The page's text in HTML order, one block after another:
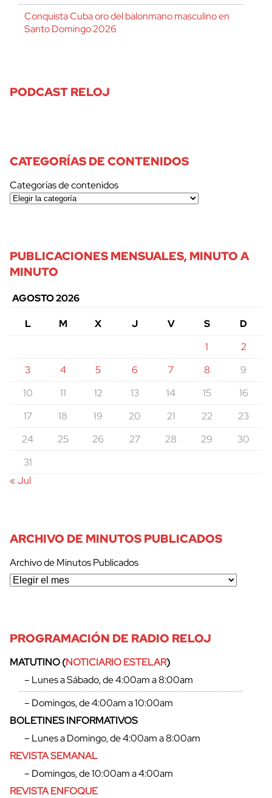
cerrar
Conquista Cuba oro del balonmano masculino en
Santo Domingo 2026
PODCAST RELOJ
CATEGORÍAS DE CONTENIDOS
Categorías de contenidos
PUBLICACIONES MENSUALES, MINUTO A
MINUTO
AGOSTO 2026
L
M X J V S
D
1
2
3
4 5 6 7 8
9
10
11 12 13 14 15
16
17
18 19 20 21 22
23
24
25 26 27 28 29
30
31
« Jul
ARCHIVO DE MINUTOS PUBLICADOS
Archivo de Minutos Publicados
PROGRAMACIÓN DE RADIO RELOJ
MATUTINO (NOTICIARIO ESTELAR)
– Lunes a Sábado, de 4:00am a 8:00am
– Domingos, de 4:00am a 10:00am
BOLETINES INFORMATIVOS
– Lunes a Domingo, de 4:00am a 8:00am
REVISTA SEMANAL
– Domingos, de 10:00am a 4:00am
REVISTA ENFOQUE